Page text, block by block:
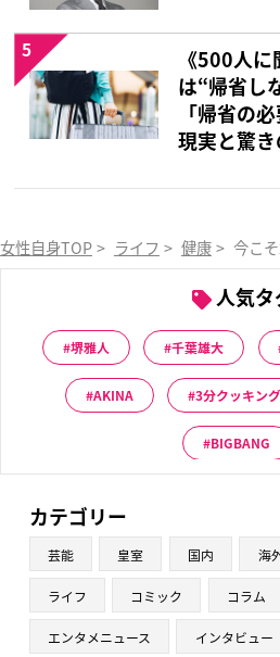
《500人
は“帰省し
「帰省の
現実と驚
5
女性自身TOP > ライフ > 健康 > 今こ
人気タ
堺雅人 千葉雄大
AKINA 3分クッキング
BIGBANG
カテゴリー
芸能 皇室 国内 海
ライフ コミック コラム
エンタメニュース インタビュー